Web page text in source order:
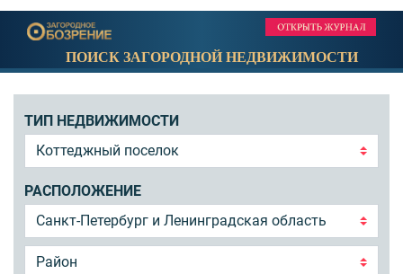
ПОИСК ЗАГОРОДНОЙ НЕДВИЖИМОСТИ
ТИП НЕДВИЖИМОСТИ
РАСПОЛОЖЕНИЕ